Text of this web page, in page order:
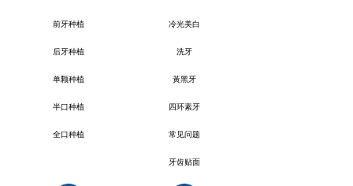
前牙种植
后牙种植
单颗种植
半口种植
全口种植
冷光美白
洗牙
黃黑牙
四环素牙
常见问题
牙齿贴面